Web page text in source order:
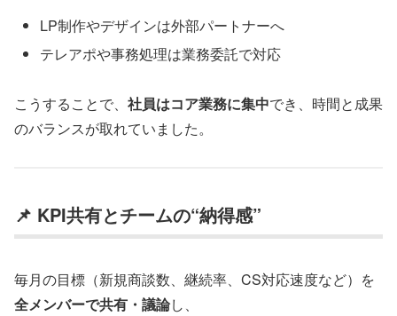
LP制作やデザインは外部パートナーへ
テレアポや事務処理は業務委託で対応
こうすることで、 社員はコア業務に集中でき、時間と成果
のバランスが取れていました。
📌 KPI共有とチームの“納得感”
毎月の目標（新規商談数、継続率、CS対応速度など）を
全メンバーで共有・議論し、